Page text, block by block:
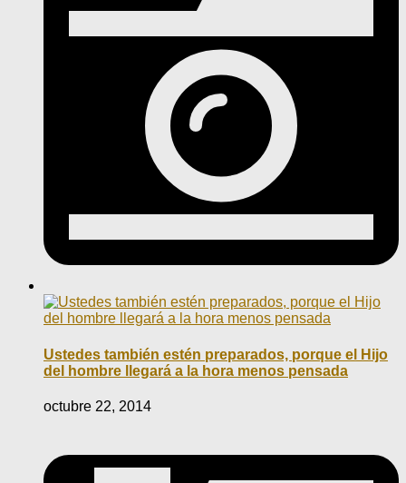
Ustedes también estén preparados, porque el Hijo
del hombre llegará a la hora menos pensada
octubre 22, 2014